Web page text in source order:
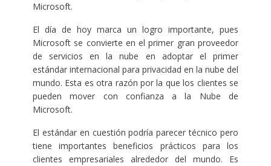
Microsoft.
El día de hoy marca un logro importante, pues
Microsoft se convierte en el primer gran proveedor
de servicios en la nube en adoptar el primer
estándar internacional para privacidad en la nube del
mundo. Esta es otra razón por la que los clientes se
pueden mover con confianza a la Nube de
Microsoft.
El estándar en cuestión podría parecer técnico pero
tiene importantes beneficios prácticos para los
clientes empresariales alrededor del mundo. Es